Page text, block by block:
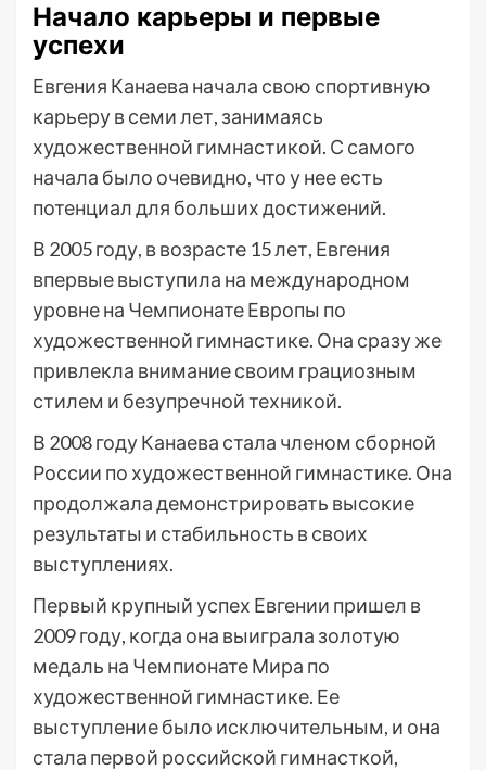
Начало карьеры и первые
успехи
Евгения Канаева начала свою спортивную
карьеру в семи лет, занимаясь
художественной гимнастикой. С самого
начала было очевидно, что у нее есть
потенциал для больших достижений.
В 2005 году, в возрасте 15 лет, Евгения
впервые выступила на международном
уровне на Чемпионате Европы по
художественной гимнастике. Она сразу же
привлекла внимание своим грациозным
стилем и безупречной техникой.
В 2008 году Канаева стала членом сборной
России по художественной гимнастике. Она
продолжала демонстрировать высокие
результаты и стабильность в своих
выступлениях.
Первый крупный успех Евгении пришел в
2009 году, когда она выиграла золотую
медаль на Чемпионате Мира по
художественной гимнастике. Ее
выступление было исключительным, и она
стала первой российской гимнасткой,